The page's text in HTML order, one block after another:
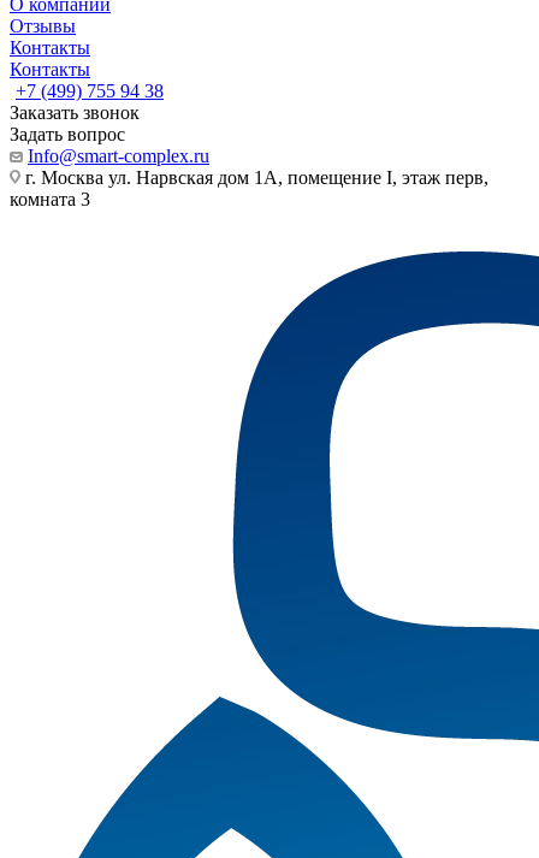
О компании
Отзывы
Контакты
Контакты
+7 (499) 755 94 38
Заказать звонок
Задать вопрос
Info@smart-complex.ru
г. Москва ул. Нарвская дом 1А, помещение I, этаж перв,
комната 3